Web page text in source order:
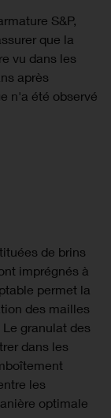
S&P,
que la
vu dans les
après
n'a été observé
de brins
imprégnés à
permet la
des mailles
granulat des
dans les
les
optimale